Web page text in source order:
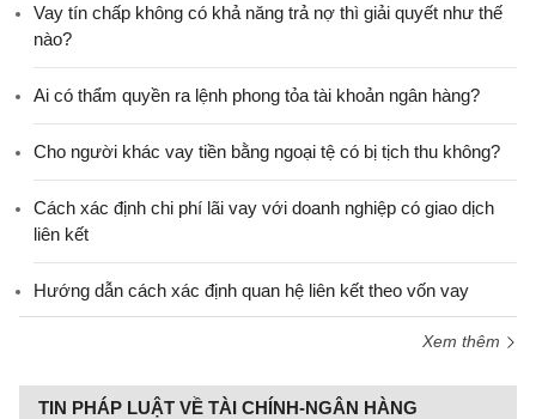
Vay tín chấp không có khả năng trả nợ thì giải quyết như thế
nào?
Ai có thẩm quyền ra lệnh phong tỏa tài khoản ngân hàng?
Cho người khác vay tiền bằng ngoại tệ có bị tịch thu không?
Cách xác định chi phí lãi vay với doanh nghiệp có giao dịch
liên kết
Hướng dẫn cách xác định quan hệ liên kết theo vốn vay
Xem thêm
TIN PHÁP LUẬT VỀ TÀI CHÍNH-NGÂN HÀNG